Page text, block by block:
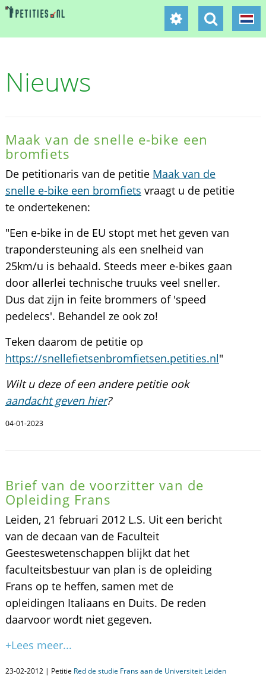
Nieuws
Maak van de snelle e-bike een
bromfiets
De petitionaris van de petitie Maak van de
snelle e-bike een bromfiets vraagt u de petitie
te ondertekenen:
"Een e-bike in de EU stopt met het geven van
trapondersteuning als een snelheid van
25km/u is behaald. Steeds meer e-bikes gaan
door allerlei technische truuks veel sneller.
Dus dat zijn in feite brommers of 'speed
pedelecs'. Behandel ze ook zo!
Teken daarom de petitie op
https://snellefietsenbromfietsen.petities.nl"
Wilt u deze of een andere petitie ook
aandacht geven hier?
04-01-2023
Brief van de voorzitter van de
Opleiding Frans
Leiden, 21 februari 2012 L.S. Uit een bericht
van de decaan van de Faculteit
Geesteswetenschappen blijkt dat het
faculteitsbestuur van plan is de opleiding
Frans op te heffen, samen met de
opleidingen Italiaans en Duits. De reden
daarvoor wordt niet gegeven.
+Lees meer...
23-02-2012 | Petitie Red de studie Frans aan de Universiteit Leiden